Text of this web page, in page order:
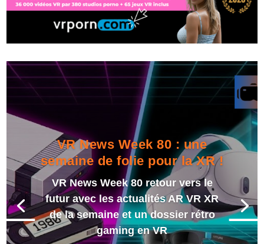
VR News Week 80 : une
semaine de folie pour la XR !
VR News Week 80 retour vers le
futur avec les actualités AR VR XR
de la semaine et un dossier rétro
gaming en VR